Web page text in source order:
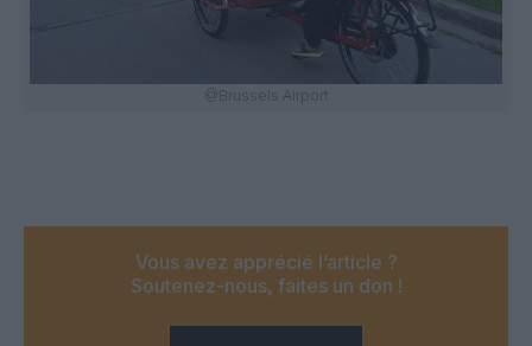
@Brussels Airport
Vous avez apprécié l’article ?
Soutenez-nous, faites un don !